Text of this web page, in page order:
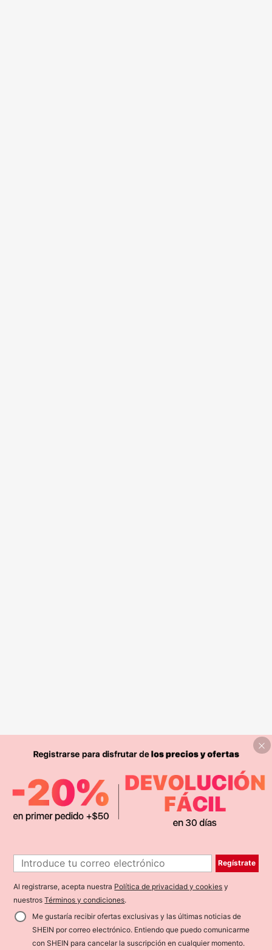
Regístrate
Al registrarse, acepta nuestra Política de privacidad y cookies y
nuestrosTérminos y condiciones.
Me gustaría recibir ofertas exclusivas y las últimas noticias de
SHEIN por correo electrónico. Entiendo que puedo comunicarme
con SHEIN para cancelar la suscripción en cualquier momento.